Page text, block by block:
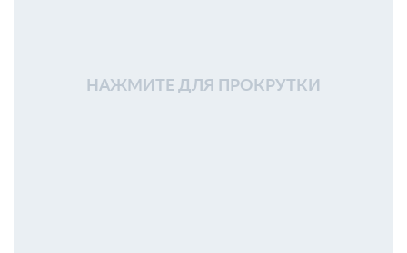
НАЖМИТЕ ДЛЯ ПРОКРУТКИ